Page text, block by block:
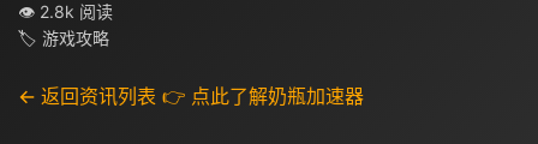
👁 2.8k 阅读
🏷 游戏攻略
← 返回资讯列表 👉 点此了解奶瓶加速器